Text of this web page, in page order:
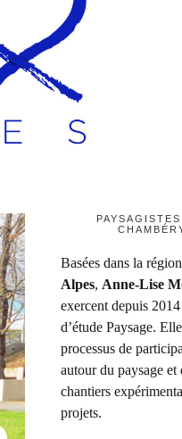
Basées dans la région
Alpes, Anne-Lise
exercent depuis
d’étude Paysage.
processus de
autour du paysage et
chantiers
projets.